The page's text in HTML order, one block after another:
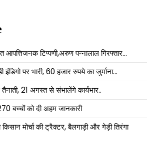
आपत्तिजनक टिप्पणी,अरुण पन्नालाल गिरफ्तार…
इंडिगो पर भारी, 60 हजार रुपये का जुर्माना…
21 अगस्त से संभालेंगे कार्यभार..
बच्चों को दी अहम जानकारी
मोर्चा की ट्रैक्टर, बैलगाड़ी और गेड़ी तिरंगा